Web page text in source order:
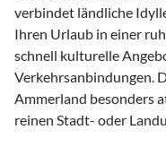
verbindet ländliche
Ihren Urlaub in einer
schnell kulturelle
Verkehrsanbindungen.
Ammerland besonders
reinen Stadt- oder